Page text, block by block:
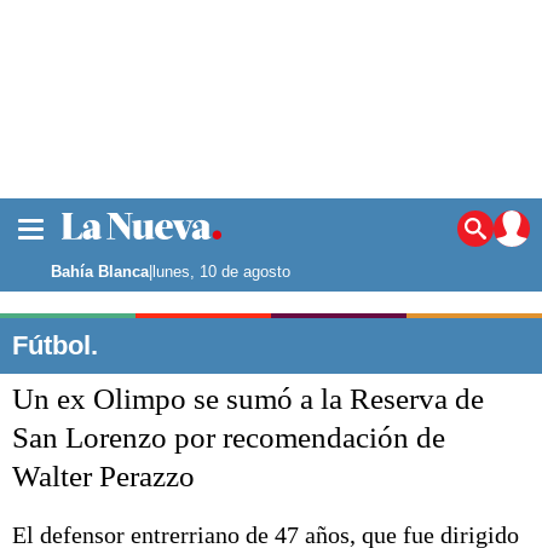
Noticias
La ciudad
Punta Alta
El mundo
Liga del Sur
Bahía Blanca|lunes, 10 de agosto
Fútbol.
Un ex Olimpo se sumó a la Reserva de
San Lorenzo por recomendación de
Walter Perazzo
El defensor entrerriano de 47 años, que fue dirigido